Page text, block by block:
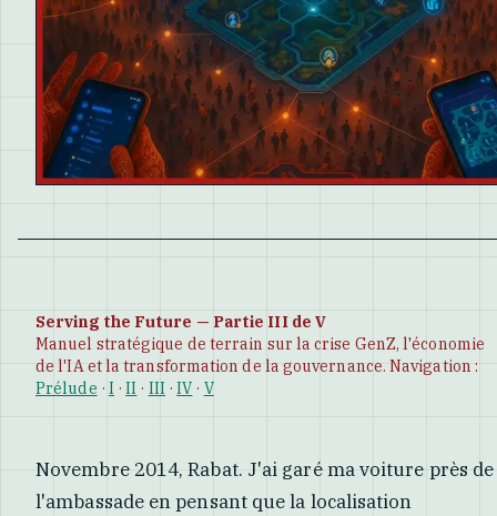
Serving the Future — Partie III de V
Manuel stratégique de terrain sur la crise GenZ, l'économie
de l'IA et la transformation de la gouvernance. Navigation :
Prélude · I ·II · III ·IV · V
Novembre 2014, Rabat. J'ai garé ma voiture près de
l'ambassade en pensant que la localisation